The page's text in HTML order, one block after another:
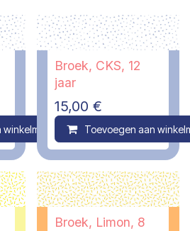
Compare
Broek, CKS, 12
jaar
15,00 €
Toevoegen aan
Broek, Limon, 8